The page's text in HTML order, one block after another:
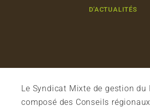
D'ACTUALITÉS
Le Syndicat Mixte de gestion du
composé des Conseils